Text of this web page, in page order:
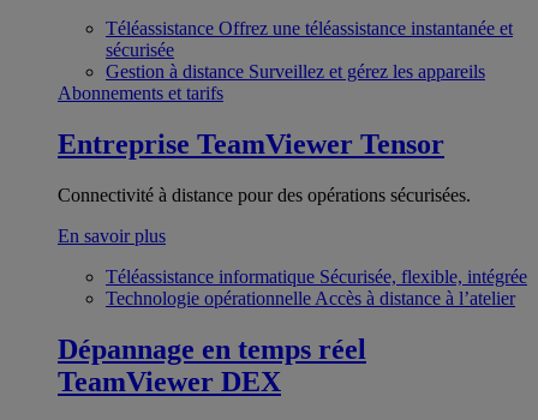
Téléassistance Offrez une téléassistance instantanée et
sécurisée
Gestion à distance Surveillez et gérez les appareils
Abonnements et tarifs
Entreprise TeamViewer Tensor
Connectivité à distance pour des opérations sécurisées.
En savoir plus
Téléassistance informatique Sécurisée, flexible, intégrée
Technologie opérationnelle Accès à distance à l’atelier
Dépannage en temps réel
TeamViewer DEX